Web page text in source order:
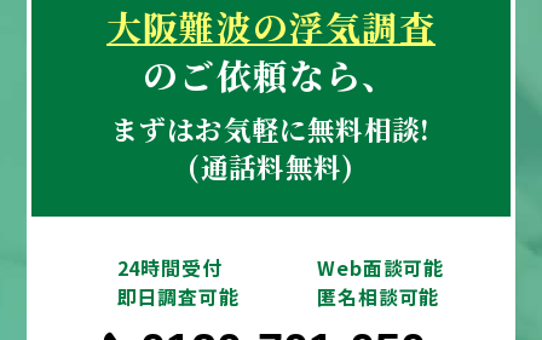
大阪難波の浮気調査
のご依頼なら、
まずはお気軽に無料相談!
(通話料無料)
24時間受付
Web面談可能
即日調査可能
匿名相談可能